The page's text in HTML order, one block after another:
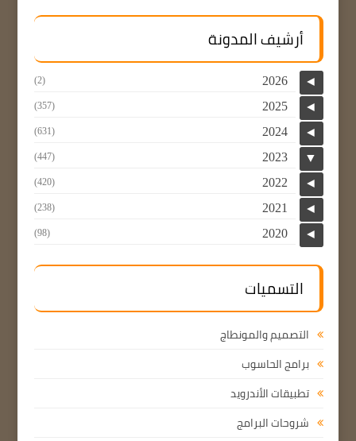
أرشيف المدونة
◄
2026
(2)
◄
2025
(357)
◄
2024
(631)
▼
2023
(447)
◄
2022
(420)
◄
2021
(238)
◄
2020
(98)
التسميات
التصميم والمونطاج
برامج الحاسوب
تطبيقات الأندرويد
شروحات البرامج